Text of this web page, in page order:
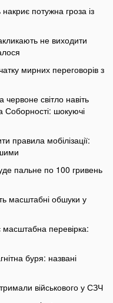
потужна гроза із
не виходити
мирних переговорів з
світло навіть
Соборності: шокуючі
правила мобілізації:
пальне по 100 гривень
масштабні обшуки у
масштабна перевірка:
буря: названі
військового у СЗЧ